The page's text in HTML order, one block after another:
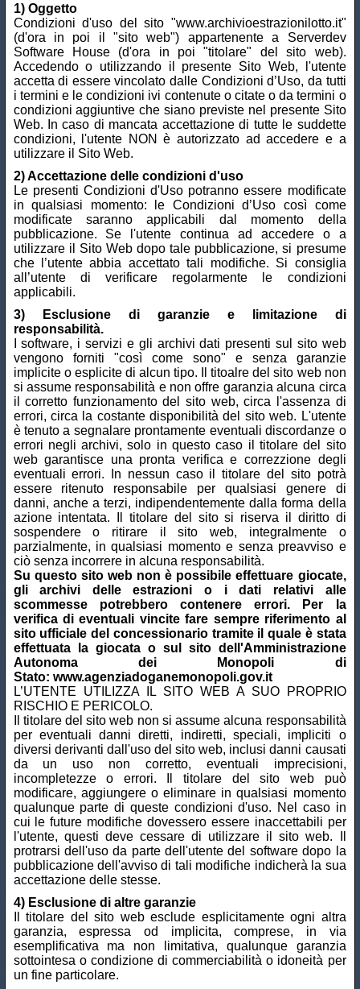
1) Oggetto
Condizioni d'uso del sito "www.archivioestrazionilotto.it"
(d'ora in poi il "sito web") appartenente a Serverdev
Software House (d'ora in poi "titolare" del sito web).
Accedendo o utilizzando il presente Sito Web, l'utente
accetta di essere vincolato dalle Condizioni d’Uso, da tutti
i termini e le condizioni ivi contenute o citate o da termini o
condizioni aggiuntive che siano previste nel presente Sito
Web. In caso di mancata accettazione di tutte le suddette
condizioni, l'utente NON è autorizzato ad accedere e a
utilizzare il Sito Web.
2) Accettazione delle condizioni d'uso
Le presenti Condizioni d'Uso potranno essere modificate
in qualsiasi momento: le Condizioni d’Uso così come
modificate saranno applicabili dal momento della
pubblicazione. Se l'utente continua ad accedere o a
utilizzare il Sito Web dopo tale pubblicazione, si presume
che l’utente abbia accettato tali modifiche. Si consiglia
all’utente di verificare regolarmente le condizioni
applicabili.
3) Esclusione di garanzie e limitazione di
responsabilità.
I software, i servizi e gli archivi dati presenti sul sito web
vengono forniti "così come sono" e senza garanzie
implicite o esplicite di alcun tipo. Il titoalre del sito web non
si assume responsabilità e non offre garanzia alcuna circa
il corretto funzionamento del sito web, circa l'assenza di
errori, circa la costante disponibilità del sito web. L'utente
è tenuto a segnalare prontamente eventuali discordanze o
errori negli archivi, solo in questo caso il titolare del sito
web garantisce una pronta verifica e correzzione degli
eventuali errori. In nessun caso il titolare del sito potrà
essere ritenuto responsabile per qualsiasi genere di
danni, anche a terzi, indipendentemente dalla forma della
azione intentata. Il titolare del sito si riserva il diritto di
sospendere o ritirare il sito web, integralmente o
parzialmente, in qualsiasi momento e senza preavviso e
ciò senza incorrere in alcuna responsabilità.
Su questo sito web non è possibile effettuare giocate,
gli archivi delle estrazioni o i dati relativi alle
scommesse potrebbero contenere errori. Per la
verifica di eventuali vincite fare sempre riferimento al
sito ufficiale del concessionario tramite il quale è stata
effettuata la giocata o sul sito dell'Amministrazione
Autonoma dei Monopoli di
Stato: www.agenziadoganemonopoli.gov.it
L’UTENTE UTILIZZA IL SITO WEB A SUO PROPRIO
RISCHIO E PERICOLO.
Il titolare del sito web non si assume alcuna responsabilità
per eventuali danni diretti, indiretti, speciali, impliciti o
diversi derivanti dall'uso del sito web, inclusi danni causati
da un uso non corretto, eventuali imprecisioni,
incompletezze o errori. Il titolare del sito web può
modificare, aggiungere o eliminare in qualsiasi momento
qualunque parte di queste condizioni d'uso. Nel caso in
cui le future modifiche dovessero essere inaccettabili per
l'utente, questi deve cessare di utilizzare il sito web. Il
protrarsi dell'uso da parte dell'utente del software dopo la
pubblicazione dell'avviso di tali modifiche indicherà la sua
accettazione delle stesse.
4) Esclusione di altre garanzie
Il titolare del sito web esclude esplicitamente ogni altra
garanzia, espressa od implicita, comprese, in via
esemplificativa ma non limitativa, qualunque garanzia
sottointesa o condizione di commerciabilità o idoneità per
un fine particolare.